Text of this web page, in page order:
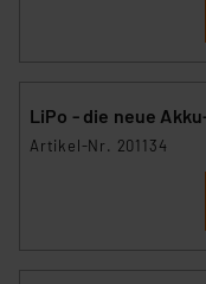
LiPo - die neue
Artikel-Nr. 201134